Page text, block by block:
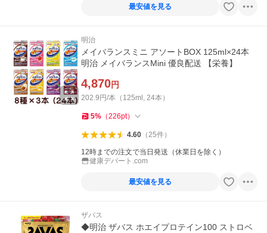
最安値を見る
明治
メイバランスミニ アソートBOX 125ml×24本
明治 メイバランスMini 優良配送 【栄養】
4,870円
202.9円/本（125ml, 24本）
5% （226pt）
4.60（25件）
12時までの注文で当日発送（休業日を除く）
健康デパート.com
最安値を見る
ザバス
◆明治 ザバス ホエイプロテイン100 ストロベ